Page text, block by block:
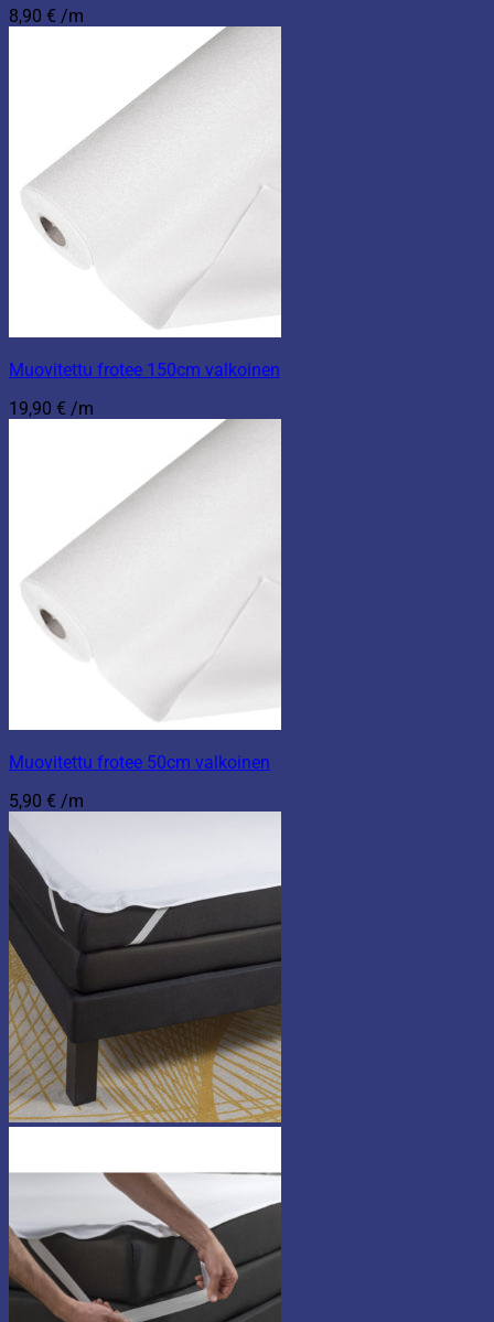
8,90 € /m
Muovitettu frotee 150cm valkoinen
19,90 € /m
Muovitettu frotee 50cm valkoinen
5,90 € /m